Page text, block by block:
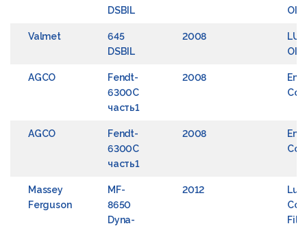
DSBIL
OIL
Valmet
645
DSBIL
2008
OIL
AGCO
Fendt-
6300C
часть1
2008
AGCO
Fendt-
6300C
часть1
2008
Massey
Ferguson
MF-
8650
Dyna-
2012